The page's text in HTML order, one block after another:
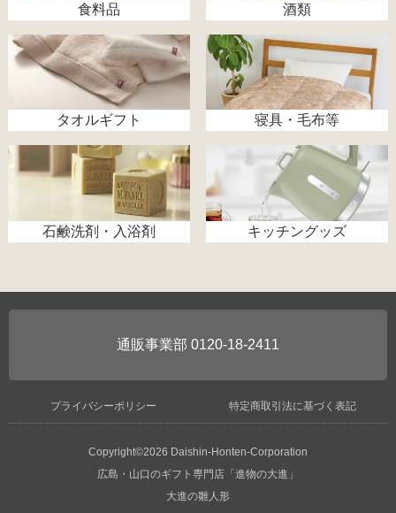
食料品 酒類
タオルギフト 寝具・毛布等
石鹸洗剤・入浴剤 キッチングッズ
0120-18-2411
プライバシーポリシー 特定商取引法に基づく表記
Copyright©2026 Daishin-Honten-Corporation
広島・山口のギフト専門店「進物の大進」
大進の雛人形